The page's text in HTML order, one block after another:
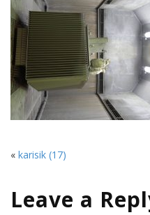
« karisik (17)
Leave a